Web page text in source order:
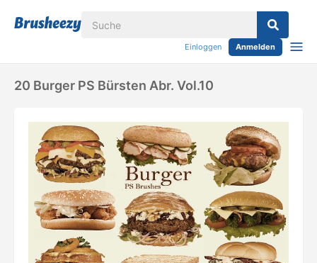
Einloggen Anmelden
20 Burger PS Bürsten Abr. Vol.10